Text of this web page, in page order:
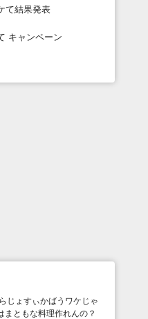
て結果発表
キャンペーン
じょすぃかばうワケじゃ
ともな料理作れんの？